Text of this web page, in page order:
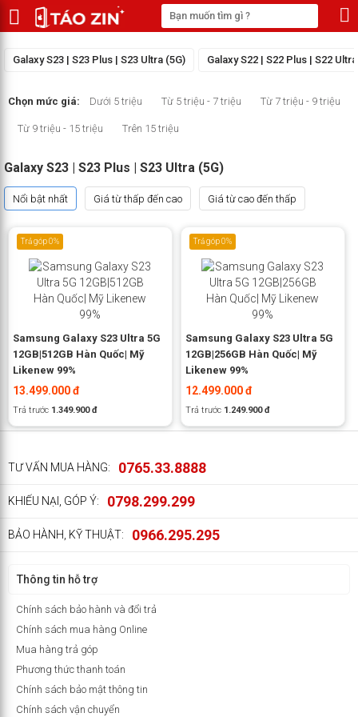
Galaxy S23 | S23 Plus | S23 Ultra (5G) Galaxy S22 | S22 Plus | S22
Chọn mức giá: Dưới 5 triệu Từ 5 triệu - 7 triệu Từ 7 triệu - 9 triệu
Từ 9 triệu - 15 triệu Trên 15 triệu
Galaxy S23 | S23 Plus | S23 Ultra (5G)
Nổi bật nhất Giá từ thấp đến cao Giá từ cao đến thấp
Trả góp 0%
Samsung Galaxy S23 Ultra 5G
12GB|512GB Hàn Quốc| Mỹ
Likenew 99%
13.499.000 đ
Trả trước 1.349.900 đ
Trả góp 0%
Samsung Galaxy S23 Ultra 5G
12GB|256GB Hàn Quốc| Mỹ
Likenew 99%
12.499.000 đ
Trả trước 1.249.900 đ
TƯ VẤN MUA HÀNG: 0765.33.8888
KHIẾU NẠI, GÓP Ý: 0798.299.299
BẢO HÀNH, KỸ THUẬT: 0966.295.295
Thông tin hỗ trợ
Chính sách bảo hành và đổi trả
Chính sách mua hàng Online
Mua hàng trả góp
Phương thức thanh toán
Chính sách bảo mật thông tin
Chính sách vận chuyển